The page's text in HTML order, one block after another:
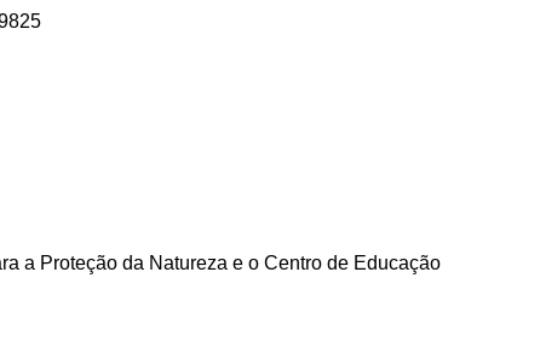
a Proteção da Natureza e o Centro de Educação